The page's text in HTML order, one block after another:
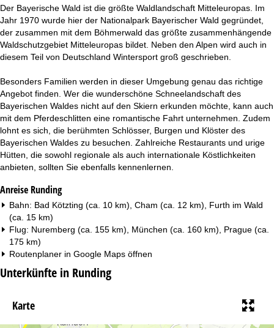
Der Bayerische Wald ist die größte Waldlandschaft Mitteleuropas. Im
Jahr 1970 wurde hier der Nationalpark Bayerischer Wald gegründet,
der zusammen mit dem Böhmerwald das größte zusammenhängende
Waldschutzgebiet Mitteleuropas bildet. Neben den Alpen wird auch in
diesem Teil von Deutschland Wintersport groß geschrieben.
Besonders Familien werden in dieser Umgebung genau das richtige
Angebot finden. Wer die wunderschöne Schneelandschaft des
Bayerischen Waldes nicht auf den Skiern erkunden möchte, kann auch
mit dem Pferdeschlitten eine romantische Fahrt unternehmen. Zudem
lohnt es sich, die berühmten Schlösser, Burgen und Klöster des
Bayerischen Waldes zu besuchen. Zahlreiche Restaurants und urige
Hütten, die sowohl regionale als auch internationale Köstlichkeiten
anbieten, sollten Sie ebenfalls kennenlernen.
Anreise Runding
Bahn: Bad Kötzting (ca. 10 km), Cham (ca. 12 km), Furth im Wald
(ca. 15 km)
Flug: Nuremberg (ca. 155 km), München (ca. 160 km), Prague (ca.
175 km)
Routenplaner in Google Maps öffnen
Unterkünfte in Runding
Karte